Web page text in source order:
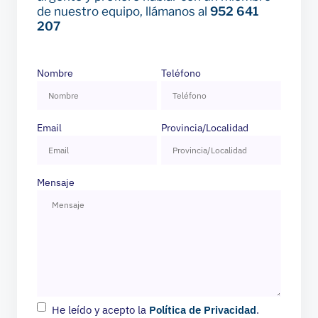
de nuestro equipo, llámanos al 952 641
207
Nombre Teléfono
Email Provincia/Localidad
Mensaje
He leído y acepto la Política de Privacidad.